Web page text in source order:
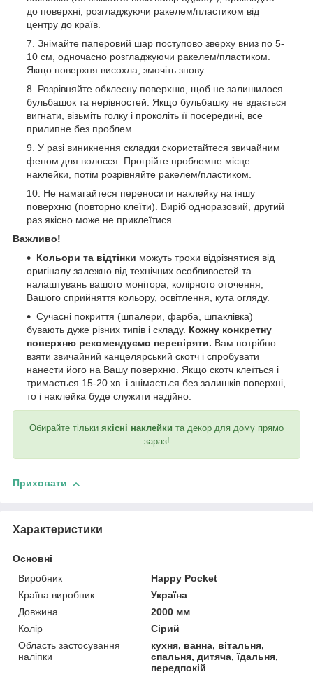
до поверхні, розгладжуючи ракелем/пластиком від
центру до країв.
Знімайте паперовий шар поступово зверху вниз по 5-
10 см, одночасно розгладжуючи ракелем/пластиком.
Якщо поверхня висохла, змочіть знову.
Розрівняйте обклеєну поверхню, щоб не залишилося
бульбашок та нерівностей. Якщо бульбашку не вдається
вигнати, візьміть голку і проколіть її посередині, все
прилипне без проблем.
У разі виникнення складки скористайтеся звичайним
феном для волосся. Прогрійте проблемне місце
наклейки, потім розрівняйте ракелем/пластиком.
Не намагайтеся переносити наклейку на іншу
поверхню (повторно клеїти). Виріб одноразовий, другий
раз якісно може не приклеїтися.
Важливо!
Кольори та відтінки можуть трохи відрізнятися від
оригіналу залежно від технічних особливостей та
налаштувань вашого монітора, колірного оточення,
Вашого сприйняття кольору, освітлення, кута огляду.
Сучасні покриття (шпалери, фарба, шпаклівка)
бувають дуже різних типів і складу. Кожну конкретну
поверхню рекомендуємо перевіряти. Вам потрібно
взяти звичайний канцелярський скотч і спробувати
нанести його на Вашу поверхню. Якщо скотч клеїться і
тримається 15-20 хв. і знімається без залишків поверхні,
то і наклейка буде служити надійно.
Обирайте тільки якісні наклейки та декор для дому прямо
зараз!
Приховати
Характеристики
Основні
Виробник
Happy Pocket
Країна виробник
Україна
Довжина
2000 мм
Колір
Сірий
Область застосування
наліпки
кухня, ванна, вітальня,
спальня, дитяча, їдальня,
передпокій